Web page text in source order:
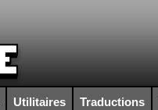
Utilitaires Traductions